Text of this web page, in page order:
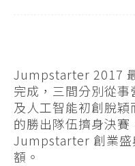
Jumpstarter 2017
完成，三間分別從
及人工智能初創脫
的勝出隊伍擠身決賽
Jumpstarter 創業盛
額。